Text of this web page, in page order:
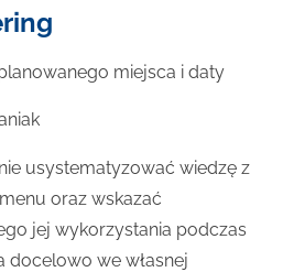
usystematyzować wiedzę z
oraz wskazać
jej wykorzystania podczas
docelowo we własnej
miejsca i daty